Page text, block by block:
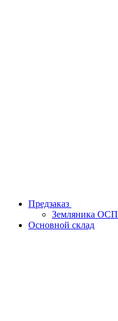
Предзаказ
Земляника ОСП
Основной склад